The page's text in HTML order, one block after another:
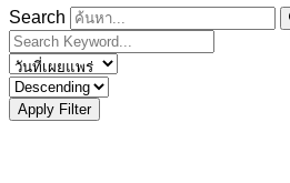
Search
Apply Filter